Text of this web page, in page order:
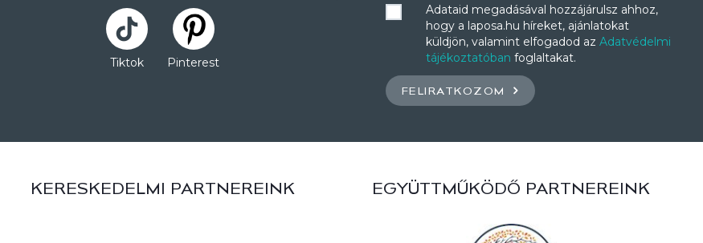
Tiktok Pinterest
Adataid megadásával hozzájárulsz ahhoz,
hogy a laposa.hu híreket, ajánlatokat
küldjön, valamint elfogadod az Adatvédelmi
tájékoztatóban foglaltakat.
FELIRATKOZOM
KERESKEDELMI PARTNEREINK EGYÜTTMŰKÖDŐ PARTNEREINK